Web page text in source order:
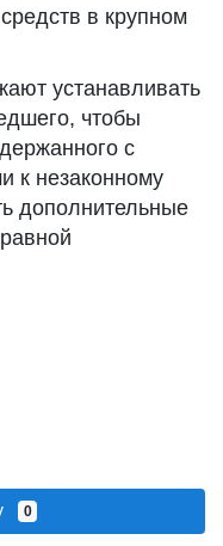
в крупном
устанавливать
чтобы
с
к незаконному
дополнительные
0